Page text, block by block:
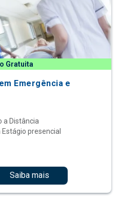
Gratuita
Emergência e
a Distância
Estágio presencial
Saiba mais